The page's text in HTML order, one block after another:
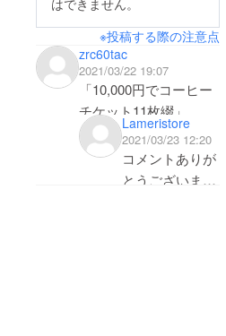
※投稿する際の注意点
zrc60tac
2021/03/22 19:07
「10,000円でコーヒー
チケット11枚綴」
「10,000円でカレーラ
イス＆ドリンクセット
券を5回分」
Lameristore
2021/03/23 12:20
コメントありが
とうございま